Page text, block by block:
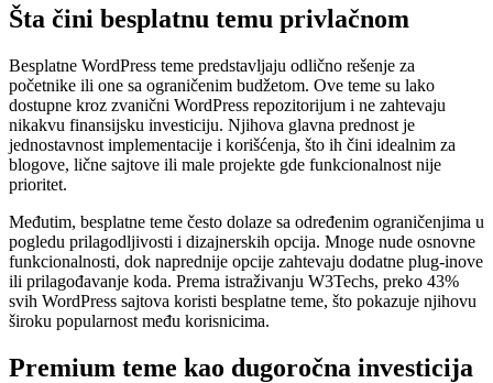
Šta čini besplatnu temu privlačnom
Besplatne WordPress teme predstavljaju odlično rešenje za
početnike ili one sa ograničenim budžetom. Ove teme su lako
dostupne kroz zvanični WordPress repozitorijum i ne zahtevaju
nikakvu finansijsku investiciju. Njihova glavna prednost je
jednostavnost implementacije i korišćenja, što ih čini idealnim za
blogove, lične sajtove ili male projekte gde funkcionalnost nije
prioritet.
Međutim, besplatne teme često dolaze sa određenim ograničenjima u
pogledu prilagodljivosti i dizajnerskih opcija. Mnoge nude osnovne
funkcionalnosti, dok naprednije opcije zahtevaju dodatne plug-inove
ili prilagođavanje koda. Prema istraživanju W3Techs, preko 43%
svih WordPress sajtova koristi besplatne teme, što pokazuje njihovu
široku popularnost među korisnicima.
Premium teme kao dugoročna investicija